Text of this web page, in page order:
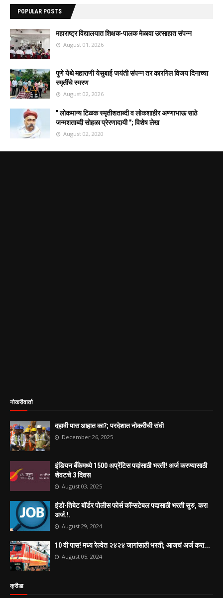
POPULAR POSTS
महाराष्ट्र विद्यालयात शिक्षक-पालक मेळावा उत्साहात संपन्न
August 01, 2026
पुणे येथे महाराणी येसुबाई जयंती संपन्न तर कारगिल विजय दिनाच्या
स्मृतींचे स्मरण
August 02, 2026
" लोकमान्य टिळक स्मृतीशताब्दी व लोकशाहीर अण्णाभाऊ साठे
जन्मशताब्दी सोहळा प्रेरणादायी "; विशेष लेख
August 02, 2020
नोकरीवार्ता
दहावी पास आहात का?; परदेशात नोकरीची संधी
December 26, 2025
इंडियन बँकेमध्ये 1500 अप्रेंटिस पदांसाठी भरती! अर्ज करण्यासाठी
शेवटचे 3 दिवस
August 03, 2025
इंडो-तिबेट बॉर्डर पोलीस फोर्स कॉन्सटेबल पदासाठी भरती सुरु, करा
अर्ज.!.
August 29, 2024
10 वी पास! मध्य रेल्वेत २४२४ जागांसाठी भरती; आजचं अर्ज करा...
August 05, 2024
क्रीडा